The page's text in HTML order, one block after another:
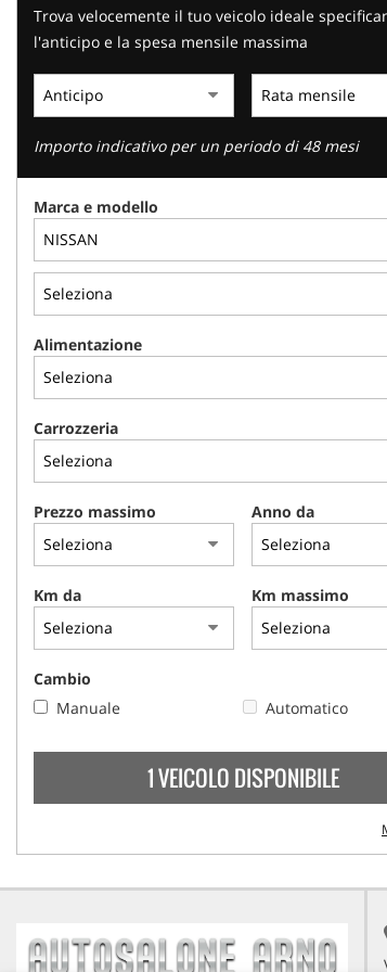
Trova velocemente il tuo veicolo ideale
l'anticipo e la spesa mensile massima
Importo indicativo per un periodo di 48 mesi
Marca e modello
Alimentazione
Carrozzeria
Prezzo massimo Anno da
Km da Km massimo
Cambio
Manuale
Automatico
1 VEICOLO DISPONIBILE